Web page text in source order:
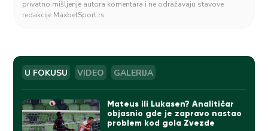
privatno mišljenje autora komentara i ne odražavaju stavove
redakcije MaxbetSport.rs.
U FOKUSU VIDEO GALERIJA
Mateus ili Lukasen? Analitičar
objasnio gde je zapravo nastao
problem kod gola Zvezde